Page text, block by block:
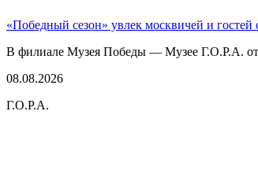
«Победный сезон» увлек москвичей и гостей
В филиале Музея Победы — Музее Г.О.Р.А.
08.08.2026
Г.О.Р.А.